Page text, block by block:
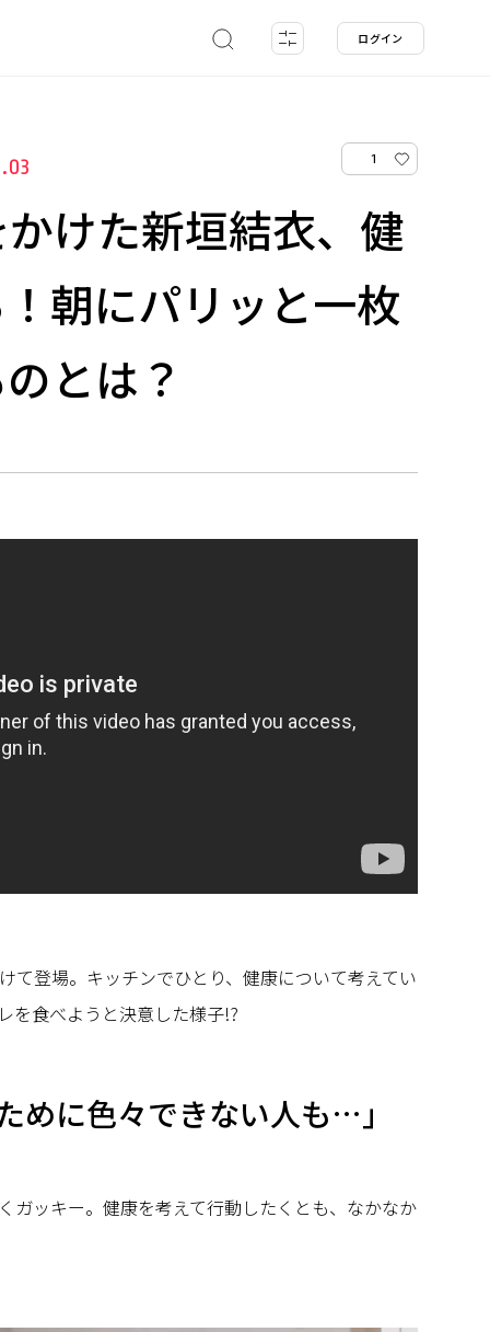
ログイン
1
けた新垣結衣、健
朝にパリッと一枚
とは？
て登場。キッチンでひとり、健康について考えてい
を食べようと決意した様子!?
めに色々できない人も…」
ガッキー。健康を考えて行動したくとも、なかなか